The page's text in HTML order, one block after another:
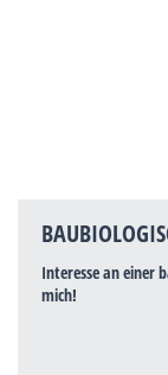
Interesse an einer
mich!